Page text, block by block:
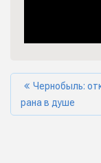
Чернобыль:
рана в душе